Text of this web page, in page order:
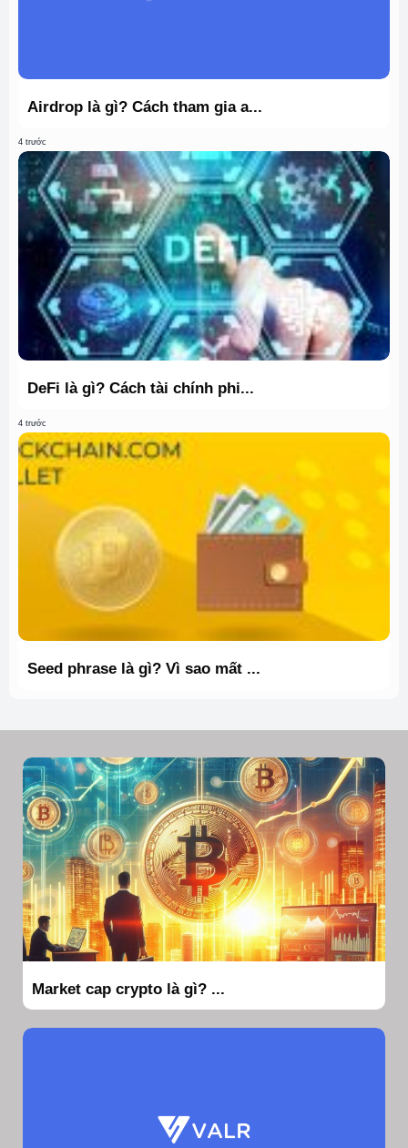
Airdrop là gì? Cách tham gia a...
4 trước
DeFi là gì? Cách tài chính phi...
4 trước
Seed phrase là gì? Vì sao mất ...
Market cap crypto là gì? ...